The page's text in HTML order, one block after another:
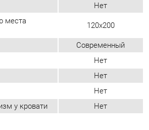
Нет
у кровати
Нет
первым своим мнением.
ОТЗЫВ